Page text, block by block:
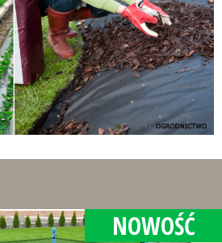
NOWOŚĆ